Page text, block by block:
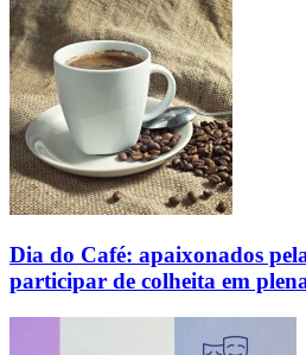
Dia do Café: apaixonados
participar de colheita em